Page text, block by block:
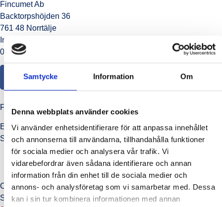
Samtycke Information Om
Denna webbplats använder cookies
Vi använder enhetsidentifierare för att anpassa innehållet
och annonserna till användarna, tillhandahålla funktioner
för sociala medier och analysera vår trafik. Vi
vidarebefordrar även sådana identifierare och annan
information från din enhet till de sociala medier och
annons- och analysföretag som vi samarbetar med. Dessa
kan i sin tur kombinera informationen med annan
Fincumet Ab
Backtorpshöjden 36
761 48 Norrtälje
Info@fincumet.se
046303750
Faktureringsinformation
Email invoice address
SE-5594307489@pdf.scancloud.se
Carl Lindstrand
Sales Manager